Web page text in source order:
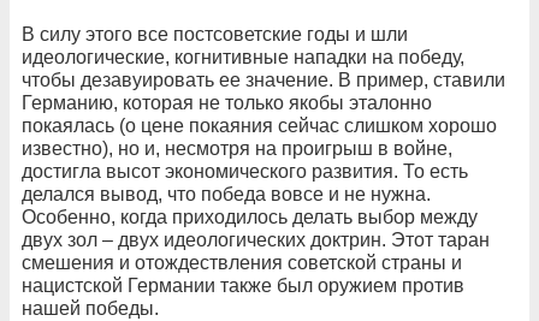
В силу этого все постсоветские годы и шли
идеологические, когнитивные нападки на победу,
чтобы дезавуировать ее значение. В пример, ставили
Германию, которая не только якобы эталонно
покаялась (о цене покаяния сейчас слишком хорошо
известно), но и, несмотря на проигрыш в войне,
достигла высот экономического развития. То есть
делался вывод, что победа вовсе и не нужна.
Особенно, когда приходилось делать выбор между
двух зол – двух идеологических доктрин. Этот таран
смешения и отождествления советской страны и
нацистской Германии также был оружием против
нашей победы.